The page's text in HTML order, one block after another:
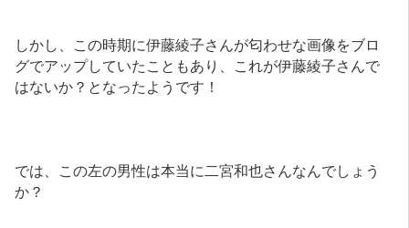
しかし、この時期に伊藤綾子さんが匂わせな画像をブロ
グでアップしていたこともあり、これが伊藤綾子さんで
はないか？となったようです！
では、この左の男性は本当に二宮和也さんなんでしょう
か？